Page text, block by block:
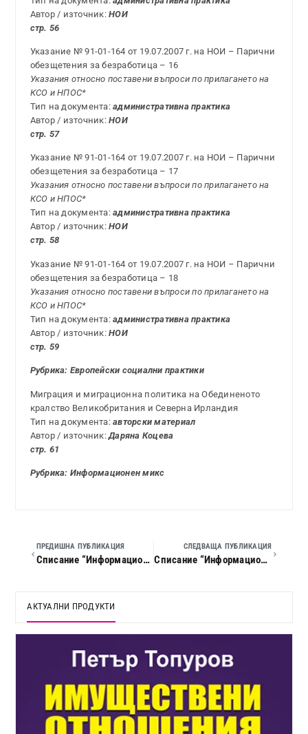
Автор / източник:НОИ
стр. 56
Указание № 91-01-164 от 19.07.2007 г. на НОИ – Парични
обезщетения за безработица – 16
Указания относно поставени въпроси по прилагането на
КСО и НПОС*
Тип на документа:административна практика
Автор / източник:НОИ
стр. 57
Указание № 91-01-164 от 19.07.2007 г. на НОИ – Парични
обезщетения за безработица – 17
Указания относно поставени въпроси по прилагането на
КСО и НПОС*
Тип на документа:административна практика
Автор / източник:НОИ
стр. 58
Указание № 91-01-164 от 19.07.2007 г. на НОИ – Парични
обезщетения за безработица – 18
Указания относно поставени въпроси по прилагането на
КСО и НПОС*
Тип на документа:административна практика
Автор / източник:НОИ
стр. 59
Рубрика: Европейски социални практики
Миграция и миграционна политика на Обединеното
кралство Великобритания и Северна Ирландия
Тип на документа:авторски материал
Автор / източник:Даряна Коцева
стр. 61
Рубрика: Информационен микс
ПРЕДИШНА ПУБЛИКАЦИЯ
Списание “Информационен бюлетин по труда”, 2007 г., кн. 08
СЛЕДВАЩА ПУБЛИКАЦИЯ
Списание “Информационен бюлетин по труда”, 2007 г., кн. 10
АКТУАЛНИ ПРОДУКТИ